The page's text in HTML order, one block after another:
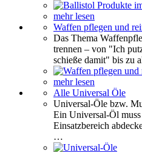
mehr lesen
Waffen pflegen und
Das Thema
trennen – von "Ich
schieße damit" bis zu
mehr lesen
Alle Universal Öle
Universal-Öle bzw.
Ein Universal-Öl muss
Einsatzbereich
…